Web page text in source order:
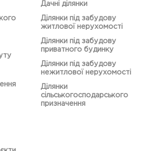
Дачні ділянки
Ділянки під забудову
житлової нерухомості
Ділянки під забудову
приватного будинку
Ділянки під забудову
нежитлової нерухомості
Ділянки
сільськогосподарського
призначення